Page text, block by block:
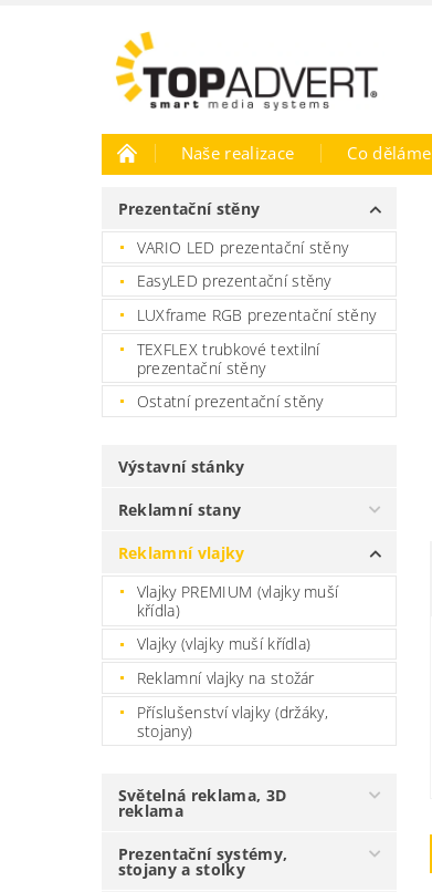
Naše realizace Co děláme
Prezentační stěny
VARIO LED prezentační stěny
EasyLED prezentační stěny
LUXframe RGB prezentační stěny
TEXFLEX trubkové textilní
prezentační stěny
Ostatní prezentační stěny
Výstavní stánky
Reklamní stany
Reklamní vlajky
Vlajky PREMIUM (vlajky muší
křídla)
Vlajky (vlajky muší křídla)
Reklamní vlajky na stožár
Příslušenství vlajky (držáky,
stojany)
Světelná reklama, 3D
reklama
Prezentační systémy,
stojany a stolky